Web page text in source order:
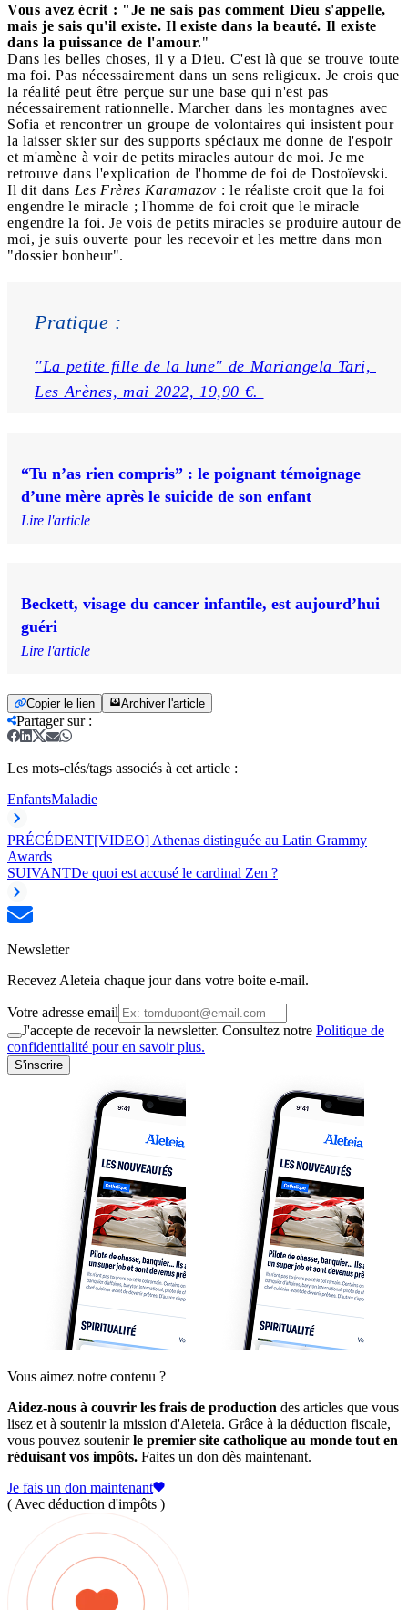
Vous avez écrit : "Je ne sais pas comment Dieu s'appelle,
mais je sais qu'il existe. Il existe dans la beauté. Il existe
dans la puissance de l'amour."
Dans les belles choses, il y a Dieu. C'est là que se trouve toute
ma foi. Pas nécessairement dans un sens religieux. Je crois que
la réalité peut être perçue sur une base qui n'est pas
nécessairement rationnelle. Marcher dans les montagnes avec
Sofia et rencontrer un groupe de volontaires qui insistent pour
la laisser skier sur des supports spéciaux me donne de l'espoir
et m'amène à voir de petits miracles autour de moi. Je me
retrouve dans l'explication de l'homme de foi de Dostoïevski.
Il dit dans Les Frères Karamazov : le réaliste croit que la foi
engendre le miracle ; l'homme de foi croit que le miracle
engendre la foi. Je vois de petits miracles se produire autour de
moi, je suis ouverte pour les recevoir et les mettre dans mon
"dossier bonheur".
Pratique :
"La petite fille de la lune" de Mariangela Tari,
Les Arènes, mai 2022, 19,90 €.
“Tu n’as rien compris” : le poignant témoignage
d’une mère après le suicide de son enfant
Lire l'article
Beckett, visage du cancer infantile, est aujourd’hui
guéri
Lire l'article
Copier le lien Archiver l'article
Partager sur:
Les mots-clés/tags associés à cet article :
EnfantsMaladie
PRÉCÉDENT[VIDEO] Athenas distinguée au Latin Grammy
Awards
SUIVANTDe quoi est accusé le cardinal Zen ?
Newsletter
Recevez Aleteia chaque jour dans votre boite e-mail.
Votre adresse email
J'accepte de recevoir la newsletter. Consultez notre Politique de
confidentialité pour en savoir plus.
S'inscrire
Vous aimez notre contenu ?
Aidez-nous à couvrir les frais de production des articles que vous
lisez et à soutenir la mission d'Aleteia. Grâce à la déduction fiscale,
vous pouvez soutenirle premier site catholique au monde tout en
réduisant vos impôts. Faites un don dès maintenant.
Je fais un don maintenant
( Avec déduction d'impôts )